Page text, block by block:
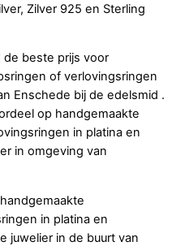
Zilver 925 en Sterling
de beste prijs voor
of verlovingsringen
Enschede bij de edelsmid .
op handgemaakte
in platina en
in omgeving van
in platina en
juwelier in de buurt van